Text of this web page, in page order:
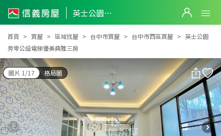
英士公園旁零公設電梯優美典雅三房
英士公園旁零公設電梯優美典雅三房
首頁 買屋 區域找屋 台中市買屋 台中市西區買屋
英士公園
旁零公設電梯優美典雅三房
圖片 1/17 格局圖